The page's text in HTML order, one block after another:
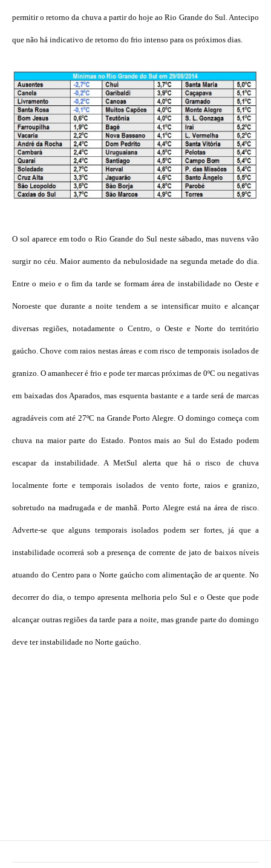
permitir o retorno da chuva a partir do hoje ao Rio Grande do Sul. Antecipo
que não há indicativo de retorno do frio intenso para os próximos dias.
O sol aparece em todo o Rio Grande do Sul neste sábado, mas nuvens vão
surgir no céu. Maior aumento da nebulosidade na segunda metade do dia.
Entre o meio e o fim da tarde se formam área de instabilidade no Oeste e
Noroeste que durante a noite tendem a se intensificar muito e alcançar
diversas regiões, notadamente o Centro, o Oeste e Norte do território
gaúcho. Chove com raios nestas áreas e com risco de temporais isolados de
granizo. O amanhecer é frio e pode ter marcas próximas de 0ºC ou negativas
em baixadas dos Aparados, mas esquenta bastante e a tarde será de marcas
agradáveis com até 27ºC na Grande Porto Alegre. O domingo começa com
chuva na maior parte do Estado. Pontos mais ao Sul do Estado podem
escapar da instabilidade. A MetSul alerta que há o risco de chuva
localmente forte e temporais isolados de vento forte, raios e granizo,
sobretudo na madrugada e de manhã. Porto Alegre está na área de risco.
Adverte-se que alguns temporais isolados podem ser fortes, já que a
instabilidade ocorrerá sob a presença de corrente de jato de baixos níveis
atuando do Centro para o Norte gaúcho com alimentação de ar quente. No
decorrer do dia, o tempo apresenta melhoria pelo Sul e o Oeste que pode
alcançar outras regiões da tarde para a noite, mas grande parte do domingo
deve ter instabilidade no Norte gaúcho.